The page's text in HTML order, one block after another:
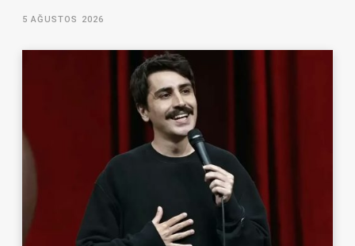
5 AĞUSTOS 2026